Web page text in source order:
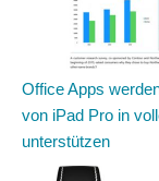
Office Apps
von iPad Pro in
unterstützen